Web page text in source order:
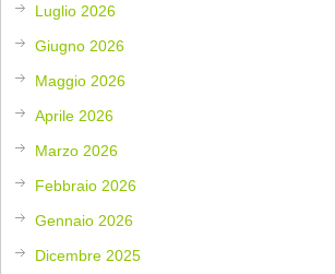
Luglio 2026
Giugno 2026
Maggio 2026
Aprile 2026
Marzo 2026
Febbraio 2026
Gennaio 2026
Dicembre 2025